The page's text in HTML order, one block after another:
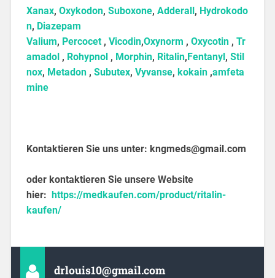
Xanax, Oxykodon, Suboxone, Adderall, Hydrokodo
n, Diazepam
Valium, Percocet, Vicodin,Oxynorm , Oxycotin, Tr
amadol, Rohypnol, Morphin, Ritalin,Fentanyl, Stil
nox, Metadon, Subutex, Vyvanse, kokain,amfeta
mine
Kontaktieren Sie uns unter: kngmeds@gmail.com
oder kontaktieren Sie unsere Website
hier: https://medkaufen.com/product/ritalin-
kaufen/
drlouis10@gmail.com